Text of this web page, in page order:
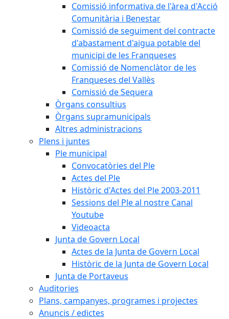
Comissió informativa de l'àrea d'Acció
Comunitària i Benestar
Comissió de seguiment del contracte
d'abastament d'aigua potable del
municipi de les Franqueses
Comissió de Nomenclàtor de les
Franqueses del Vallès
Comissió de Sequera
Òrgans consultius
Òrgans supramunicipals
Altres administracions
Plens i juntes
Ple municipal
Convocatòries del Ple
Actes del Ple
Històric d'Actes del Ple 2003-2011
Sessions del Ple al nostre Canal
Youtube
Videoacta
Junta de Govern Local
Actes de la Junta de Govern Local
Històric de la Junta de Govern Local
Junta de Portaveus
Auditories
Plans, campanyes, programes i projectes
Anuncis / edictes